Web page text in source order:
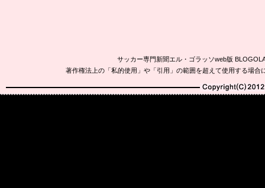
サッカー専門新聞エル・ゴラッソweb版
著作権法上の「私的使用」や「引用」の範囲を超えて使用する場
Copyright(C)2010-